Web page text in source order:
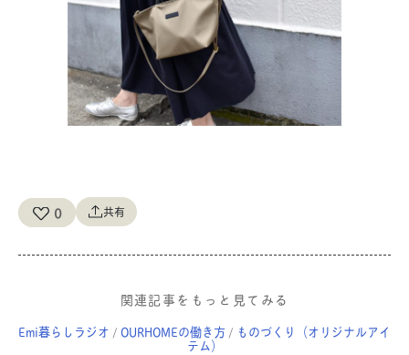
0 共有
関連記事をもっと見てみる
Emi暮らしラジオ / OURHOMEの働き方 / ものづくり（オリジナルアイ
テム）